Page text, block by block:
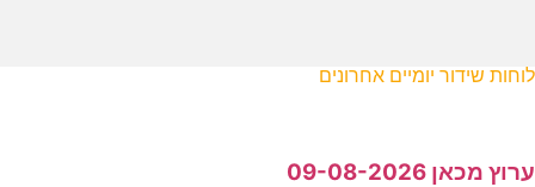
לוחות שידור יומיים אחרונים
ערוץ מכאן 09-08-2026